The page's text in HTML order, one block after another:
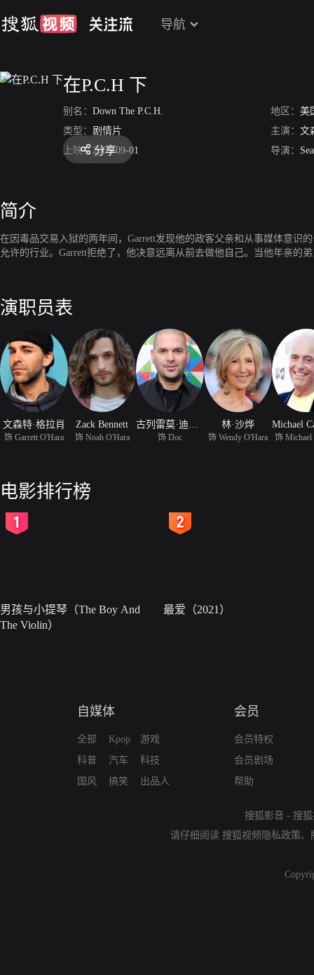
导航
在P.C.H 下
别名： Down The P.C.H. 地区： 美
类型： 剧情片 主演： 文
上映： 2006-09-01 导演：
分享
简介
在因毒品交易入狱的两年间，Garrett发现他的政客父亲和从事媒体意识
允许的行业。Garrett拒绝了，他决意远离从前去做他自己。当他年亲的
演职员表
文森特·格拉肖
饰 Garrett O'Hara
Zack Bennett
饰 Noah O'Hara 饰 Doc
林·沙烨
饰 Wendy O'Hara 饰 Michael
电影排行榜
男孩与小提琴（The Boy And
The Violin）
最爱（2021）
自媒体
全部
科普
国风
Kpop
汽车
搞笑
游戏
科技
出品人
会员
会员特权
会员剧场
帮助
搜狐影音 - 搜
请仔细阅读 搜狐视频隐私政策、